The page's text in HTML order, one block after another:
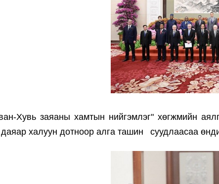
Хувь заяаны хамтын нийгэмлэг" хөгжмийн
халуун дотноор алга ташин суудлаасаа